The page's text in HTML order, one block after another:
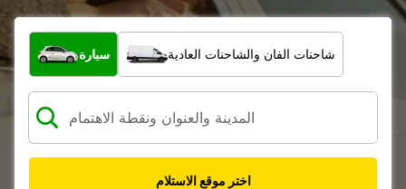
ما نوع المركبة؟
سيارة شاحنات الفان والشاحنات العادية
اختر موقع الاستلام